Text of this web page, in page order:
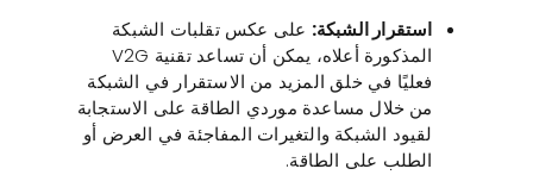
استقرار الشبكة: على عكس تقلبات الشبكة
المذكورة أعلاه، يمكن أن تساعد تقنية V2G
فعليًا في خلق المزيد من الاستقرار في الشبكة
من خلال مساعدة موردي الطاقة على الاستجابة
لقيود الشبكة والتغيرات المفاجئة في العرض أو
الطلب على الطاقة.